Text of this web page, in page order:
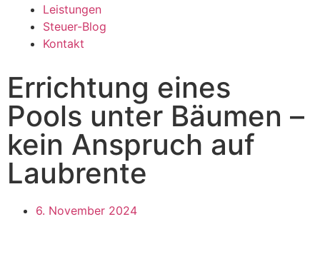
Leistungen
Steuer-Blog
Kontakt
Errichtung eines
Pools unter Bäumen –
kein Anspruch auf
Laubrente
6. November 2024